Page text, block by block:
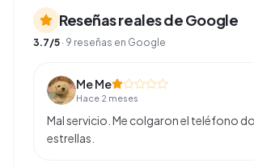
Reseñas reales de Google
3.7/5 · 9 reseñas en Google
Me Me
Hace 2 meses
Mal servicio. Me colgaron el teléfono
estrellas.